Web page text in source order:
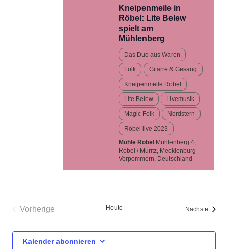
Kneipenmeile in
Röbel: Lite Belew
spielt am
Mühlenberg
Das Duo aus Waren
Folk Gitarre & Gesang
Kneipenmeile Röbel
Lite Belew Livemusik
Magic Folk Nordstern
Röbel live 2023
Mühle Röbel Mühlenberg 4,
Röbel / Müritz, Mecklenburg-
Vorpommern, Deutschland
Vorherige
Heute Nächste
Kalender abonnieren